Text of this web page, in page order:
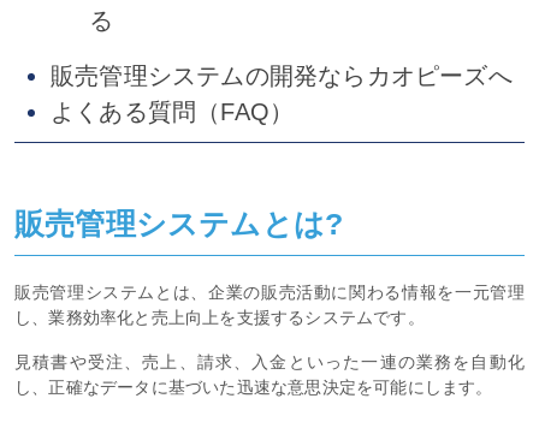
る
販売管理システムの開発ならカオピーズへ
よくある質問（FAQ）
販売管理システムとは?
販売管理システムとは、企業の販売活動に関わる情報を一元管理
し、業務効率化と売上向上を支援するシステムです。
見積書や受注、売上、請求、入金といった一連の業務を自動化
し、正確なデータに基づいた迅速な意思決定を可能にします。